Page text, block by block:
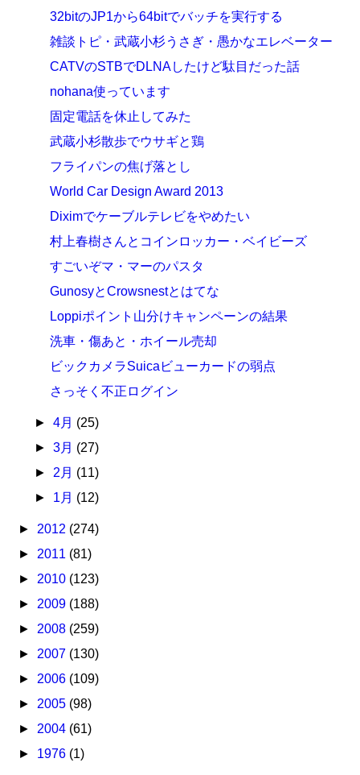
32bitのJP1から64bitでバッチを実行する
雑談トピ・武蔵小杉うさぎ・愚かなエレベーター
CATVのSTBでDLNAしたけど駄目だった話
nohana使っています
固定電話を休止してみた
武蔵小杉散歩でウサギと鶏
フライパンの焦げ落とし
World Car Design Award 2013
Diximでケーブルテレビをやめたい
村上春樹さんとコインロッカー・ベイビーズ
すごいぞマ・マーのパスタ
GunosyとCrowsnestとはてな
Loppiポイント山分けキャンペーンの結果
洗車・傷あと・ホイール売却
ビックカメラSuicaビューカードの弱点
さっそく不正ログイン
► 4月 (25)
► 3月 (27)
► 2月 (11)
► 1月 (12)
► 2012 (274)
► 2011 (81)
► 2010 (123)
► 2009 (188)
► 2008 (259)
► 2007 (130)
► 2006 (109)
► 2005 (98)
► 2004 (61)
► 1976 (1)